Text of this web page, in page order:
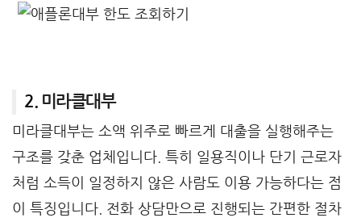
2. 미라클대부
미라클대부는 소액 위주로 빠르게 대출을 실행해주는
구조를 갖춘 업체입니다. 특히 일용직이나 단기 근로자
처럼 소득이 일정하지 않은 사람도 이용 가능하다는 점
이 특징입니다. 전화 상담만으로 진행되는 간편한 절차